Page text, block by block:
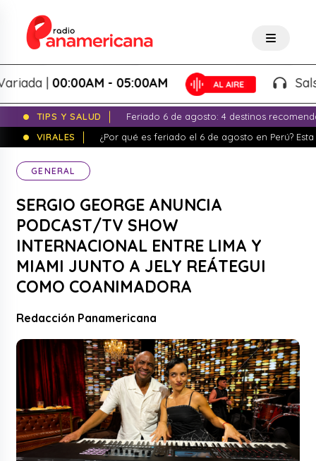
|00:00AM - 05:00AM Salsa
TIPS Y SALUD
Feriado 6 de agosto: 4 destinos
VIRALES
¿Por qué es feriado el 6 de agosto en Perú?
GENERAL
SERGIO GEORGE ANUNCIA
PODCAST/TV SHOW
INTERNACIONAL ENTRE LIMA Y
MIAMI JUNTO A JELY REÁTEGUI
COMO COANIMADORA
Redacción Panamericana